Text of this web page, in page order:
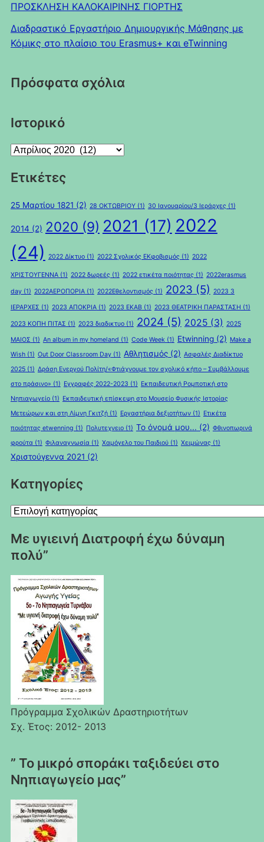
ΠΡΟΣΚΛΗΣΗ ΚΑΛΟΚΑΙΡΙΝΗΣ ΓΙΟΡΤΗΣ
Διαδραστικό Εργαστήριο Δημιουργικής Μάθησης με
Κόμικς στο πλαίσιο του Erasmus+ και eTwinning
Πρόσφατα σχόλια
Ιστορικό
Ιστορικό
Ετικέτες
25 Μαρτίου 1821 (2) 28 ΟΚΤΩΒΡΙΟΥ(1) 30 Ιανουαρίου/3 Ιεράρχες (1)
2014 (2) 2020 (9) 2021 (17) 2022
(24)
2022 Δίκτυο(1) 2022 Σχολικός ΕΚφοβισμός (1) 2022
ΧΡΙΣΤΟΥΓΕΝΝΑ(1) 2022 δωρεές (1) 2022 ετικέτα ποιότητας (1) 2022erasmus
day(1) 2022ΑΕΡΟΠΟΡΙΑ(1) 2022Εθελοντισμός (1) 2023 (5) 2023 3
ΙΕΡΑΡΧΕΣ (1) 2023 ΑΠΟΚΡΙΑ(1) 2023 ΕΚΑΒ(1) 2023 ΘΕΑΤΡΙΚΗ ΠΑΡΑΣΤΑΣΗ (1)
2023 ΚΟΠΗ ΠΙΤΑΣ (1) 2023 διαδικτυο(1) 2024 (5) 2025 (3) 2025
ΜΑΙΟΣ (1) An album in my homeland (1) Code Week(1) Etwinning(2) Make a
Wish(1) Out Door Classroom Day(1) Αθλητισμός(2) Ασφαλές Διαδίκτυο
2025(1) Δράση Ενεργού Πολίτη/«Φτιάχνουμε τον σχολικό κήπο – Συμβάλλουμε
στο πράσινο» (1) Εγγραφές 2022-2023 (1) Εκπαιδευτική Ρομποτική στο
Νηπιαγωγείο(1) Εκπαιδευτική επίσκεψη στο Μουσείο Φυσικής Ιστορίας
Μετεώρων και στη Λίμνη Γκιτζή(1) Εργαστήρια δεξιοτήτων(1) Ετικέτα
ποιότητας etwenning (1) Πολυτεχνειο(1) Το όνομά μου... (2) Φθινοπωρινά
φρούτα(1) Φιλαναγνωσία(1) Χαμόγελο του Παιδιού(1) Χειμώνας (1)
Χριστούγεννα 2021 (2)
Kατηγορίες
Kατηγορίες
Με υγιεινή Διατροφή έχω δύναμη
πολύ”
Πρόγραμμα Σχολικών Δραστηριοτήτων
Σχ. Έτος: 2012- 2013
” Το μικρό σποράκι ταξιδεύει στο
Νηπιαγωγείο μας”